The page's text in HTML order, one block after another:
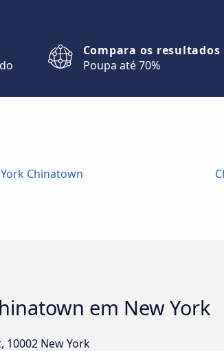
Compara os resultados
Poupa até 70%
Chinatown
em New York
10002 New York